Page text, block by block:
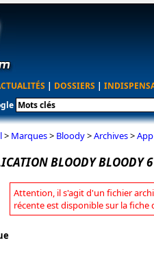
| DOSSIERS |
> Marques> Bloody>Archives>
BLOODY BLOODY
Attention, il s'agit d'un fichier
récente est disponible sur la fiche